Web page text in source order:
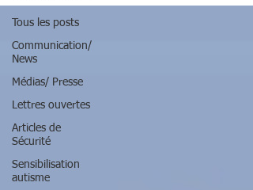
Tous les posts
Communication/
News
Médias/ Presse
Lettres ouvertes
Articles de
Sécurité
Sensibilisation
autisme